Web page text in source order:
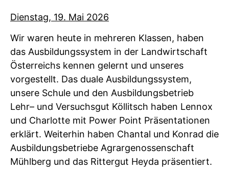
Dienstag, 19. Mai 2026
Wir waren heute in mehreren Klassen, haben
das Ausbildungssystem in der Landwirtschaft
Österreichs kennen gelernt und unseres
vorgestellt. Das duale Ausbildungssystem,
unsere Schule und den Ausbildungsbetrieb
Lehr– und Versuchsgut Köllitsch haben Lennox
und Charlotte mit Power Point Präsentationen
erklärt. Weiterhin haben Chantal und Konrad die
Ausbildungsbetriebe Agrargenossenschaft
Mühlberg und das Rittergut Heyda präsentiert.